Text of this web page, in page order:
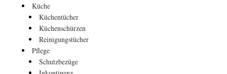
Küche
Küchentücher
Küchenschürzen
Reinigungstücher
Pflege
Schutzbezüge